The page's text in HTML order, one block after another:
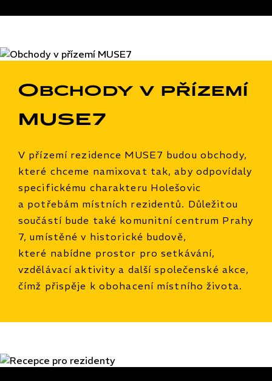
Obchody v přízemí
MUSE7
V přízemí rezidence MUSE7 budou obchody,
které chceme namixovat tak, aby odpovídaly
specifickému charakteru Holešovic
a potřebám místních rezidentů. Důležitou
součástí bude také komunitní centrum Prahy
7, umístěné v historické budově,
které nabídne prostor pro setkávání,
vzdělávací aktivity a další společenské akce,
čímž přispěje k obohacení místního života.